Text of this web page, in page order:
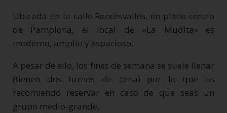
Ubicada en la calle Roncesvalles, en pleno centro
de Pamplona, el local de «La Mudita» es
moderno, amplio y espacioso.
A pesar de ello, los fines de semana se suele llenar
(tienen dos turnos de cena) por lo que os
recomiendo reservar en caso de que seas un
grupo medio-grande.